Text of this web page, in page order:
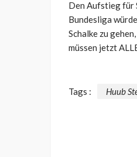
Den Aufstieg für
Bundesliga
Schalke zu
müssen jetzt
Tags : Huub